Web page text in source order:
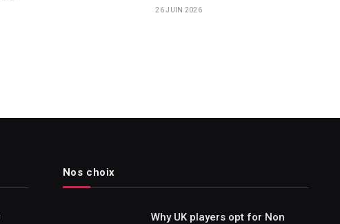
26 JUIN 2026
Nos choix
Why UK players opt for Non